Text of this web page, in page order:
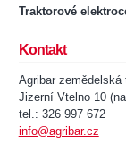
Traktorové
Kontakt
Agribar zemědelská
Jizerní Vtelno 10
tel.: 326 997 672
info@agribar.cz